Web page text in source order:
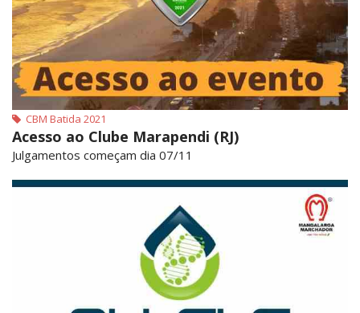
CBM Batida 2021
Acesso ao Clube Marapendi (RJ)
Julgamentos começam dia 07/11